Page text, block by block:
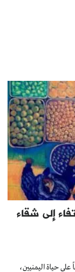
إلى شقاء
حياة اليمنيين،